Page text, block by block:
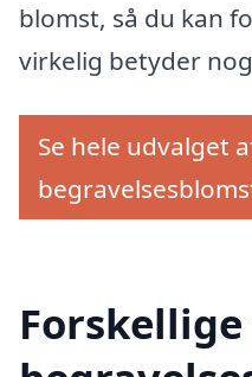
blomst, så du kan
virkelig betyder
Se hele udvalget